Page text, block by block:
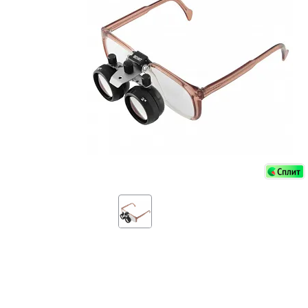
Приборы ночного видения
Тепловизоры
Прицелы
Фотогаджеты
Метеостанции, барометры, часы
Астропланетарии
Подарки